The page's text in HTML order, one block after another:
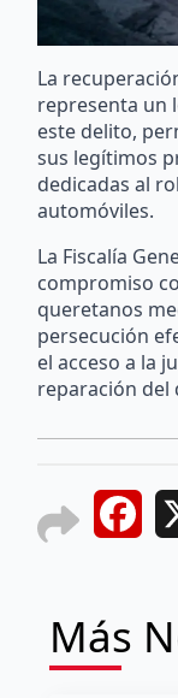
La
representa un
este delito,
sus legítimos
dedicadas al
automóviles.
La Fiscalía
compromiso
queretanos
persecución
el acceso a la
reparación del
Más